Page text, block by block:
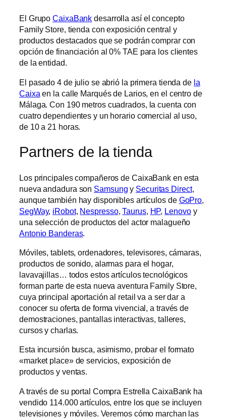
El GrupoCaixaBank desarrolla así el concepto
Family Store, tienda con exposición central y
productos destacados que se podrán comprar con
opción de financiación al 0% TAE para los clientes
de la entidad.
El pasado 4 de julio se abrió la primera tienda de la
Caixa en la calle Marqués de Larios, en el centro de
Málaga. Con 190 metros cuadrados, la cuenta con
cuatro dependientes y un horario comercial al uso,
de 10 a 21 horas.
Partners de la tienda
Los principales compañeros de CaixaBank en esta
nueva andadura son Samsung y Securitas Direct,
aunque también hay disponibles artículos de GoPro,
SegWay, iRobot, Nespresso,Taurus, HP, Lenovoy
una selección de productos del actor malagueño
Antonio Banderas.
Móviles, tablets, ordenadores, televisores, cámaras,
productos de sonido, alarmas para el hogar,
lavavajillas… todos estos artículos tecnológicos
forman parte de esta nueva aventura Family Store,
cuya principal aportación al retail va a ser dar a
conocer su oferta de forma vivencial, a través de
demostraciones, pantallas interactivas, talleres,
cursos y charlas.
Esta incursión busca, asimismo, probar el formato
«market place» de servicios, exposición de
productos y ventas.
A través de su portal Compra Estrella CaixaBank ha
vendido 114.000 artículos, entre los que se incluyen
televisiones y móviles. Veremos cómo marchan las